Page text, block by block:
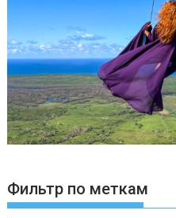
Фильтр по меткам